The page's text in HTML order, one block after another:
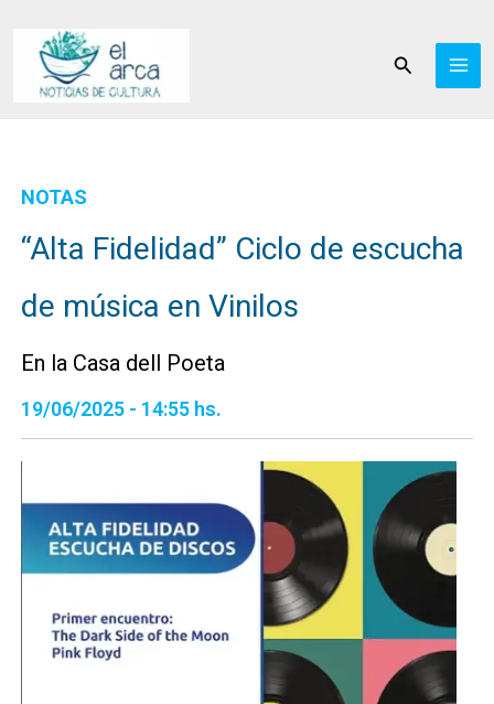
contenido
Buscar
NOTAS
“Alta Fidelidad” Ciclo de escucha
de música en Vinilos
En la Casa dell Poeta
19/06/2025 - 14:55 hs.